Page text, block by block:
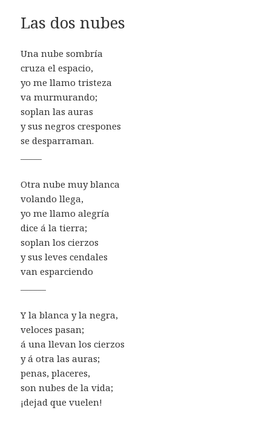
Las dos nubes
Una nube sombría
cruza el espacio,
yo me llamo tristeza
va murmurando;
soplan las auras
y sus negros crespones
se desparraman.
Otra nube muy blanca
volando llega,
yo me llamo alegría
dice á la tierra;
soplan los cierzos
y sus leves cendales
van esparciendo
Y la blanca y la negra,
veloces pasan;
á una llevan los cierzos
y á otra las auras;
penas, placeres,
son nubes de la vida;
¡dejad que vuelen!